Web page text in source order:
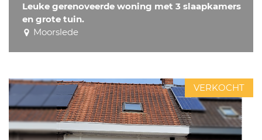
Leuke gerenoveerde woning met 3 slaapkamers
en grote tuin.
Moorslede
VERKOCHT